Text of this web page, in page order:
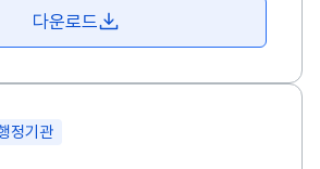
다운로드
정기관